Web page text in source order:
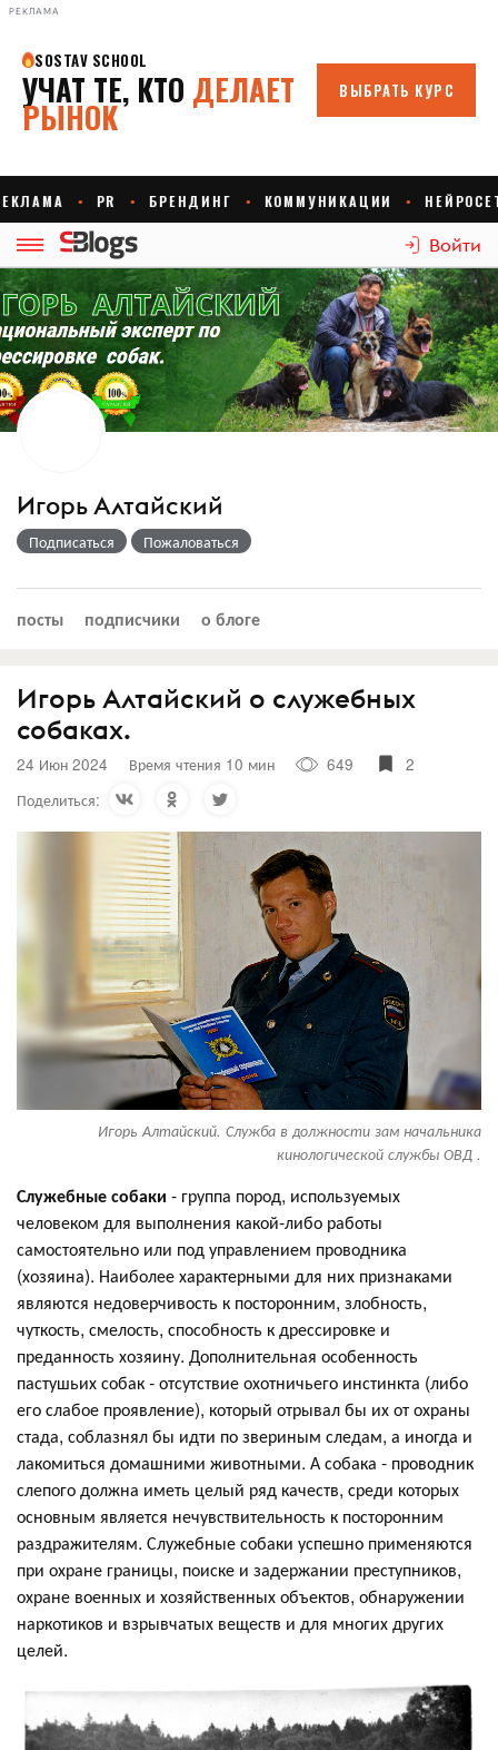
РЕКЛАМА
Войти
Игорь Алтайский
Подписаться Пожаловаться
посты подписчики о блоге
Игорь Алтайский о служебных
собаках.
24 Июн 2024 Время чтения 10 мин 649
2
Поделиться:
Игорь Алтайский. Служба в должности зам начальника
кинологической службы ОВД .
Служебные собаки - группа пород, используемых
человеком для выполнения какой-либо работы
самостоятельно или под управлением проводника
(хозяина). Наиболее характерными для них признаками
являются недоверчивость к посторонним, злобность,
чуткость, смелость, способность к дрессировке и
преданность хозяину. Дополнительная особенность
пастушьих собак - отсутствие охотничьего инстинкта (либо
его слабое проявление), который отрывал бы их от охраны
стада, соблазнял бы идти по звериным следам, а иногда и
лакомиться домашними животными. А собака - проводник
слепого должна иметь целый ряд качеств, среди которых
основным является нечувствительность к посторонним
раздражителям. Служебные собаки успешно применяются
при охране границы, поиске и задержании преступников,
охране военных и хозяйственных объектов, обнаружении
наркотиков и взрывчатых веществ и для многих других
целей.